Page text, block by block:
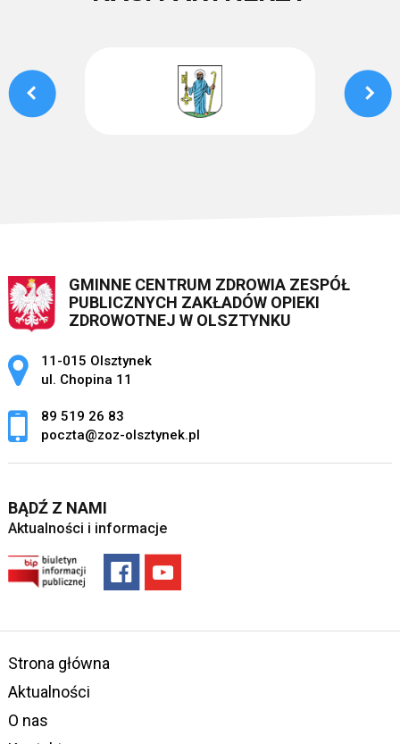
GMINNE CENTRUM ZDROWIA ZESPÓŁ
PUBLICZNYCH ZAKŁADÓW OPIEKI
ZDROWOTNEJ W OLSZTYNKU
Adres pocztowy:
11-015 Olsztynek
ul. Chopina 11
89 519 26 83
poczta@zoz-olsztynek.pl
BĄDŹ Z NAMI
Aktualności i informacje
Strona główna
Aktualności
O nas